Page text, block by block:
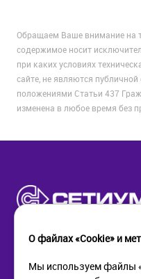
Обращаем Ваше внимание на
содержимое носит
при каких условиях
сайте, не являются
положениями Статьи 437
изменена в любое время без
О файлах «Cookie» и
Мы используем файлы